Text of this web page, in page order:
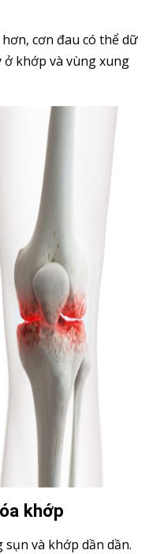
cơn đau có thể dữ
khớp và vùng xung
khớp
và khớp dần dần.